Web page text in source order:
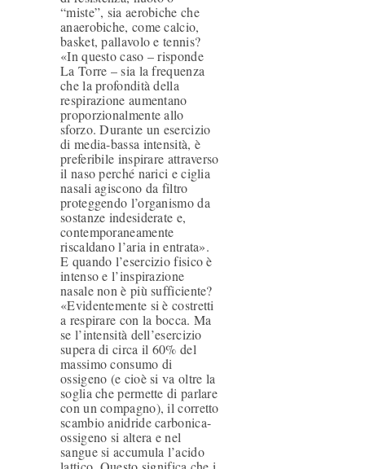
“miste”, sia aerobiche che
anaerobiche, come calcio,
basket, pallavolo e tennis?
«In questo caso – risponde
La Torre – sia la frequenza
che la profondità della
respirazione aumentano
proporzionalmente allo
sforzo. Durante un esercizio
di media-bassa intensità, è
preferibile inspirare attraverso
il naso perché narici e ciglia
nasali agiscono da filtro
proteggendo l’organismo da
sostanze indesiderate e,
contemporaneamente
riscaldano l’aria in entrata».
E quando l’esercizio fisico è
intenso e l’inspirazione
nasale non è più sufficiente?
«Evidentemente si è costretti
a respirare con la bocca. Ma
se l’intensità dell’esercizio
supera di circa il 60% del
massimo consumo di
ossigeno (e cioè si va oltre la
soglia che permette di parlare
con un compagno), il corretto
scambio anidride carbonica-
ossigeno si altera e nel
sangue si accumula l’acido